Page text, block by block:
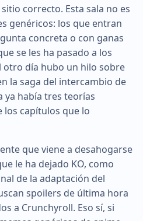
correcto. Esta sala no es
genéricos: los que entran
concreta o con ganas
se les ha pasado a los
otro día hubo un hilo sobre
la saga del intercambio de
ya había tres teorías
los capítulos que lo
que viene a desahogarse
le ha dejado KO, como
de la adaptación del
spoilers de última hora
a Crunchyroll. Eso sí, si